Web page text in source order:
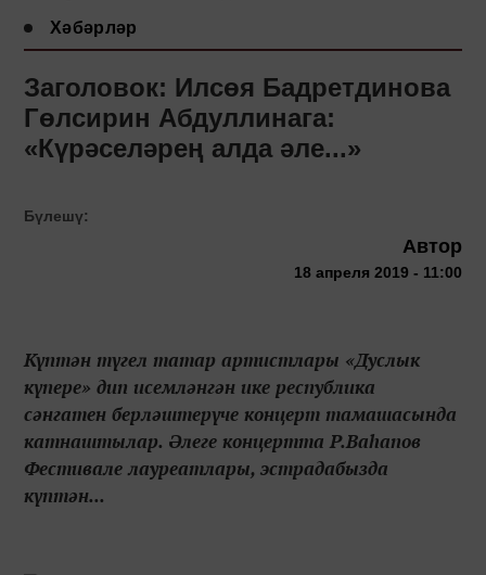
Хәбәрләр
Заголовок: Илсөя Бадретдинова
Гөлсирин Абдуллинага:
«Күрәселәрең алда әле...»
Бүлешү:
Автор
18 апреля 2019 - 11:00
Күптән түгел татар артистлары «Дуслык
күпере» дип исемләнгән ике республика
сәнгатен берләштерүче концерт тамашасында
катнаштылар. Әлеге концертта Р.Ваһапов
Фестивале лауреатлары, эстрадабызда
күптән...